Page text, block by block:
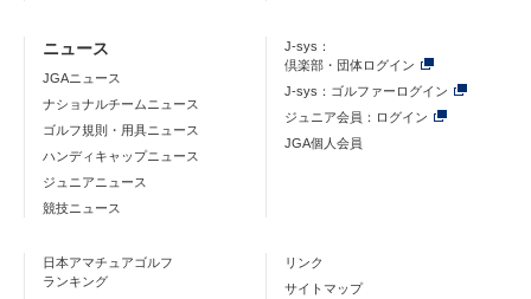
ニュース
JGAニュース
ナショナルチームニュース
ゴルフ規則・用具ニュース
ハンディキャップニュース
ジュニアニュース
競技ニュース
J-sys：
倶楽部・団体ログイン
J-sys：ゴルファーログイン
ジュニア会員：ログイン
JGA個人会員
日本アマチュアゴルフ
ランキング
リンク
サイトマップ